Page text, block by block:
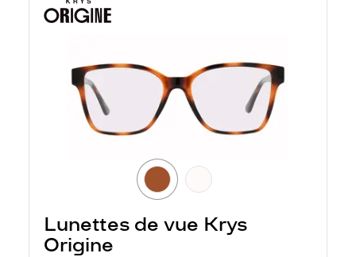
Lunettes de vue Krys
Origine